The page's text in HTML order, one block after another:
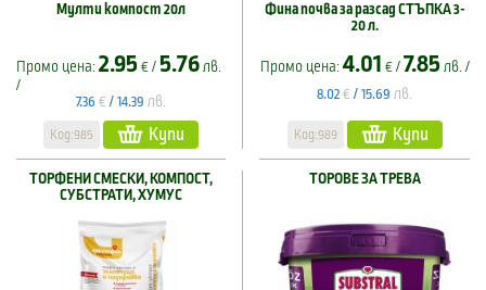
Мулти компост 20л
Промо цена: 2.95 € / 5.76 лв.
/
7.36 € / 14.39 лв.
Код:985 Купи
Фина почва за разсад СТЪПКА 3-
20 л.
Промо цена: 4.01 € / 7.85 лв. /
8.02 € / 15.69 лв.
Код:989 Купи
ТОРФЕНИ СМЕСКИ, КОМПОСТ,
СУБСТРАТИ, ХУМУС
ТОРОВЕ ЗА ТРЕВА